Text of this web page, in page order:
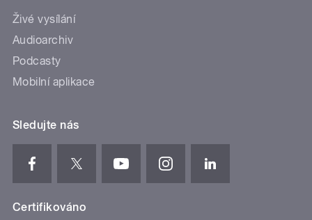
Živé vysílání
Audioarchiv
Podcasty
Mobilní aplikace
Sledujte nás
Certifikováno